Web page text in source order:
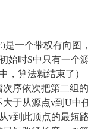
是一个带权有向
始时S中只有一个
，算法就结束了
序依次把第二组
于从源点v到U中
v到此顶点的最短